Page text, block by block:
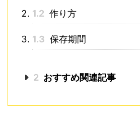
1.2 作り方
1.3 保存期間
2 おすすめ関連記事